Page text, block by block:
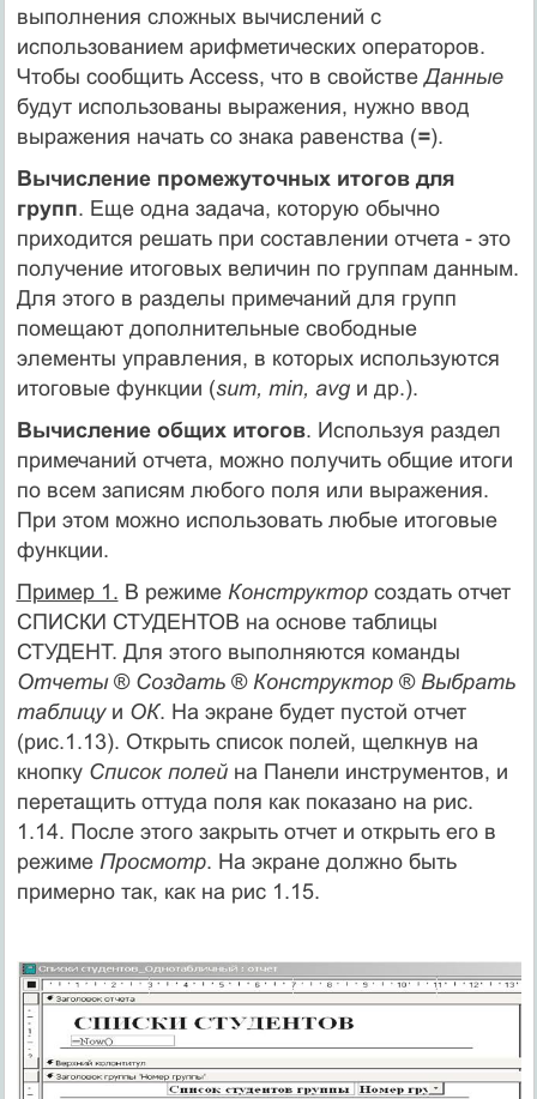
выполнения сложных вычислений с
использованием арифметических операторов.
Чтобы сообщить Access, что в свойствеДанные
будут использованы выражения, нужно ввод
выражения начать со знака равенства (=).
Вычисление промежуточных итогов для
групп. Еще одна задача, которую обычно
приходится решать при составлении отчета - это
получение итоговых величин по группам данным.
Для этого в разделы примечаний для групп
помещают дополнительные свободные
элементы управления, в которых используются
итоговые функции (sum, min, avgи др.).
Вычисление общих итогов. Используя раздел
примечаний отчета, можно получить общие итоги
по всем записям любого поля или выражения.
При этом можно использовать любые итоговые
функции.
Пример 1. В режиме Конструкторсоздать отчет
СПИСКИ СТУДЕНТОВ на основе таблицы
СТУДЕНТ. Для этого выполняются команды
Отчеты® Создать® Конструктор® Выбрать
таблицуи ОК. На экране будет пустой отчет
(рис.1.13). Открыть список полей, щелкнув на
кнопку Список полейна Панели инструментов, и
перетащить оттуда поля как показано на рис.
1.14. После этого закрыть отчет и открыть его в
режиме Просмотр. На экране должно быть
примерно так, как на рис 1.15.